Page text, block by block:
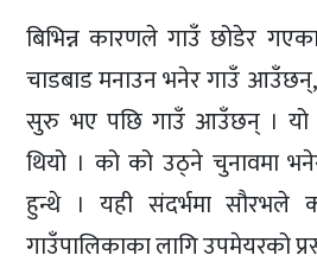
बिभिन्न कारणले गाउँ छोडेर
चाडबाड मनाउन भनेर गाउँ
सुरु भए पछि गाउँ आउँछन् । यो
थियो । को को उठ्ने चुनावमा
हुन्थे । यही संदर्भमा सौरभले
गाउँपालिकाका लागि उपमेयरको